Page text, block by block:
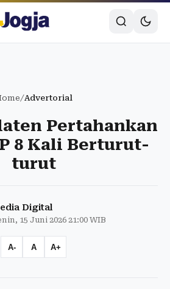
/Advertorial
Pertahankan
8 Kali Berturut-
turut
Digital
15 Juni 2026 21:00 WIB
A- A A+